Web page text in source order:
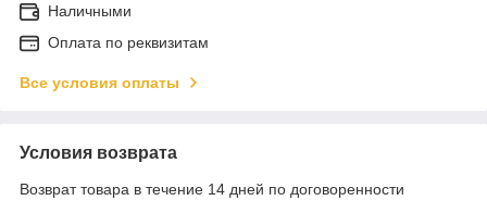
Наличными
Оплата по реквизитам
Все условия оплаты
Условия возврата
Возврат товара в течение 14 дней по договоренности